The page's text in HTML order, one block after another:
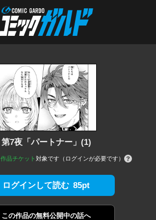
コミックガルド
第7夜「パートナー」(1)
作品チケット 対象です（ログインが必要です）
ログインして読む 85pt
この作品の無料公開中の話へ